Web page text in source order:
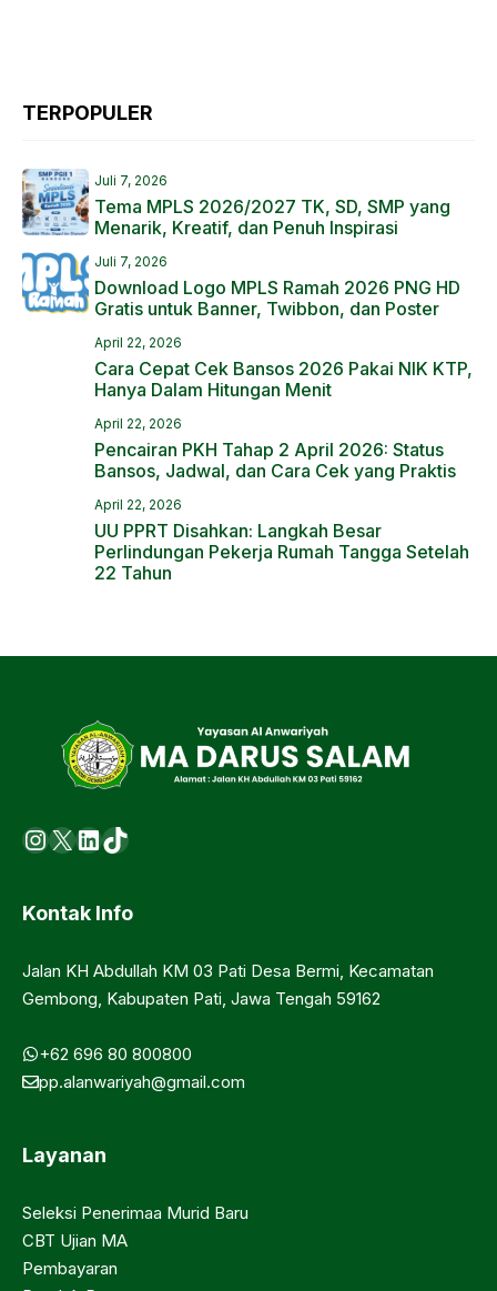
TERPOPULER
Juli 7, 2026
Tema MPLS 2026/2027 TK, SD, SMP yang
Menarik, Kreatif, dan Penuh Inspirasi
Juli 7, 2026
Download Logo MPLS Ramah 2026 PNG HD
Gratis untuk Banner, Twibbon, dan Poster
April 22, 2026
Cara Cepat Cek Bansos 2026 Pakai NIK KTP,
Hanya Dalam Hitungan Menit
April 22, 2026
Pencairan PKH Tahap 2 April 2026: Status
Bansos, Jadwal, dan Cara Cek yang Praktis
April 22, 2026
UU PPRT Disahkan: Langkah Besar
Perlindungan Pekerja Rumah Tangga Setelah
22 Tahun
Instagram
X LinkedIn
https://www.tiktok.com/
Kontak Info
Jalan KH Abdullah KM 03 Pati Desa Bermi, Kecamatan
Gembong, Kabupaten Pati, Jawa Tengah 59162
+62 696 80 800800
pp.alanwariyah@gmail.com
Layanan
Seleksi Penerimaa Murid Baru
CBT Ujian MA
Pembayaran